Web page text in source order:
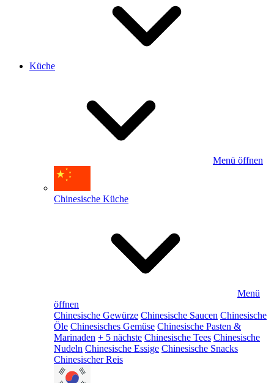
Küche
Menü öffnen
Chinesische Küche
Menü
öffnen
Chinesische Gewürze Chinesische Saucen Chinesische
Öle Chinesisches Gemüse Chinesische Pasten &
Marinaden + 5 nächste Chinesische Tees Chinesische
Nudeln Chinesische Essige Chinesische Snacks
Chinesischer Reis